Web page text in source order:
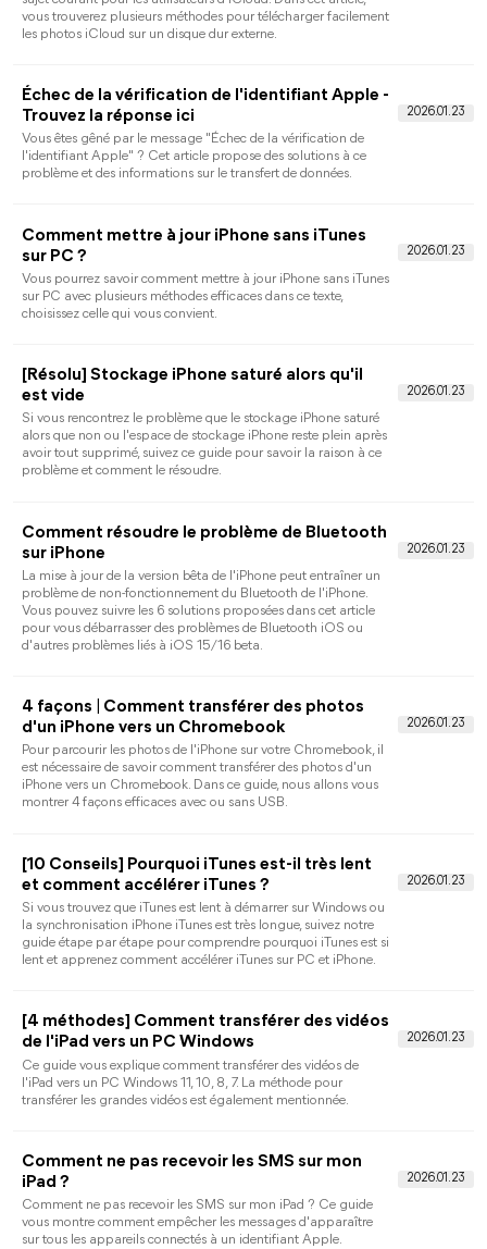
Vous ne parvenez à activer votre nouvel iPhone ? Ce guide
vous explique pourquoi vous rencontrez des problèmes
verrou d'activation iCloud.
[4 méthodes] Comment désynchroniser
Ce guide couvre 4 méthodes de désynchroniser iPhone et iPad.
Sélectionnez celle qui vous convient le mieux et déconnectez
avec iCloud
Ce guide vous montrera trois façons de transférer message
iPhone à un autre avec iCloud : synchroniser uniquement les
iMessages, transférer tous les iMessages et messages texte via
la fonction Messages dans iCloud ou restaurer les messages à
Comment sauvegarder les photos iCloud sur
un disque dur externe
Comment sauvegarder les photos iCloud sur un disque dur
externe pour libérer de l'espace dans iCloud ? Il s'agit d'un
les photos iCloud sur un disque dur externe.
Échec de la vérification de l'identifiant Apple -
Trouvez la réponse ici
l'identifiant Apple" ? Cet article propose des solutions à ce
problème et des informations sur le transfert de données.
Comment mettre à jour iPhone sans iTunes
Vous pourrez savoir comment mettre à jour iPhone sans iTunes
sur PC avec plusieurs méthodes efficaces dans ce texte,
est vide
Si vous rencontrez le problème que le stockage iPhone saturé
alors que non ou l'espace de stockage iPhone reste plein après
avoir tout supprimé, suivez ce guide pour savoir la raison à ce